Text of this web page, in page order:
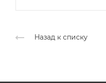
Назад к списку